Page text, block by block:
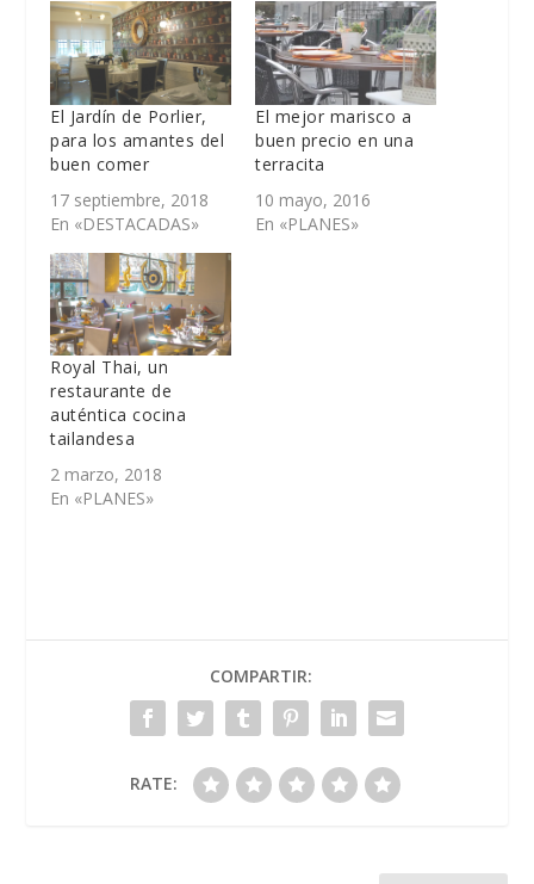
El Jardín de Porlier,
para los amantes del
buen comer
17 septiembre, 2018
En «DESTACADAS»
El mejor marisco a
buen precio en una
terracita
10 mayo, 2016
En «PLANES»
Royal Thai, un
restaurante de
auténtica cocina
tailandesa
2 marzo, 2018
En «PLANES»
COMPARTIR:
RATE: